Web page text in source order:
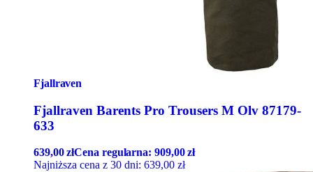
Fjallraven
Fjallraven Barents Pro Trousers M Olv 87179-
633
639,00złCena regularna:909,00zł
Najniższa cena z 30 dni: 639,00 zł